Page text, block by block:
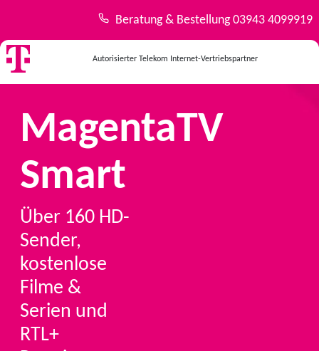
Beratung & Bestellung03943 4099919
Autorisierter Telekom Internet-Vertriebspartner
MagentaTV
Smart
Über 160 HD-
Sender,
kostenlose
Filme &
Serien und
RTL+